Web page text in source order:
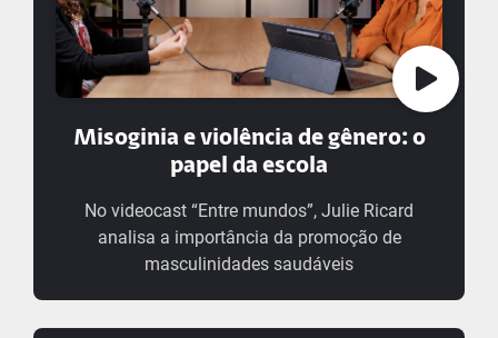
Misoginia e violência de gênero: o
papel da escola
No videocast “Entre mundos”, Julie Ricard
analisa a importância da promoção de
masculinidades saudáveis